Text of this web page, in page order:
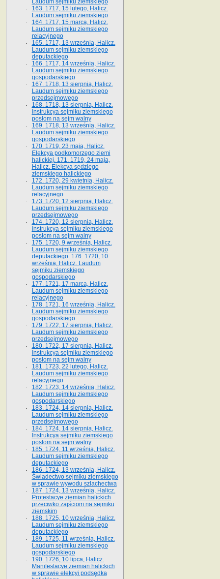
Laudum sejmiku ziemskiego
163. 1717, 15 lutego, Halicz.
Laudum sejmiku ziemskiego
164. 1717, 15 marca, Halicz.
Laudum sejmiku ziemskiego
relacyjnego
165. 1717, 13 września, Halicz.
Laudum sejmiku ziemskiego
deputackiego
166. 1717, 14 września, Halicz.
Laudum sejmiku ziemskiego
gospodarskiego
167. 1718, 13 sierpnia, Halicz.
Laudum sejmiku ziemskiego
przedsejmowego
168. 1718, 13 sierpnia, Halicz.
Instrukcya sejmiku ziemskiego
posłom na sejm walny
169. 1718, 13 września, Halicz.
Laudum sejmiku ziemskiego
gospodarskiego
170. 1719, 23 maja, Halicz.
Elekcya podkomorzego ziemi
halickiej. 171. 1719, 24 maja,
Halicz. Elekcya sędziego
ziemskiego halickiego
172. 1720, 29 kwietnia, Halicz.
Laudum sejmiku ziemskiego
relacyjnego
173. 1720, 12 sierpnia, Halicz.
Laudum sejmiku ziemskiego
przedsejmowego
174. 1720, 12 sierpnia, Halicz.
Instrukcya sejmiku ziemskiego
posłom na sejm walny
175. 1720, 9 września, Halicz.
Laudum sejmiku ziemskiego
deputackiego. 176. 1720, 10
września, Halicz. Laudum
sejmiku ziemskiego
gospodarskiego
177. 1721, 17 marca, Halicz.
Laudum sejmiku ziemskiego
relacyjnego
178. 1721, 16 września, Halicz.
Laudum sejmiku ziemskiego
gospodarskiego
179. 1722, 17 sierpnia, Halicz.
Laudum sejmiku ziemskiego
przedsejmowego
180. 1722, 17 sierpnia, Halicz.
Instrukcya sejmiku ziemskiego
posłom na sejm walny
181. 1723, 22 lutego, Halicz.
Laudum sejmiku ziemskiego
relacyjnego
182. 1723, 14 września, Halicz.
Laudum sejmiku ziemskiego
gospodarskiego
183. 1724, 14 sierpnia, Halicz.
Laudum sejmiku ziemskiego
przedsejmowego
184. 1724, 14 sierpnia, Halicz.
Instrukcya sejmiku ziemskiego
posłom na sejm walny
185. 1724, 11 września, Halicz.
Laudum sejmiku ziemskiego
deputackiego
186. 1724, 13 września, Halicz.
Świadectwo sejmiku ziemskiego
w sprawie wywodu szlachectwa
187. 1724, 13 września, Halicz.
Protestacye ziemian halickich
przeciwko zajściom na sejmiku
ziemskim
188. 1725, 10 września, Halicz.
Laudum sejmiku ziemskiego
deputackiego
189. 1725, 11 września, Halicz.
Laudum sejmiku ziemskiego
gospodarskiego
190. 1726, 10 lipca, Halicz.
Manifestacye ziemian halickich
w sprawie elekcyi podsędka